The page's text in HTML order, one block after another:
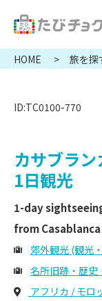
HOME 旅を探
ID:TC0100-770
カサブラ
1日観光
1-day
from Casablanca
郊外観光 (観光
名所旧跡・歴史
アフリカ / モロ